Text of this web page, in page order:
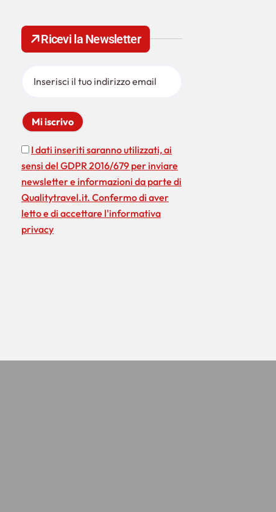
c
p
Ricevi la Newsletter
I dati inseriti saranno utilizzati, ai
sensi del GDPR 2016/679 per inviare
newsletter e informazioni da parte di
Qualitytravel.it. Confermo di aver
letto e di accettare l'informativa
privacy